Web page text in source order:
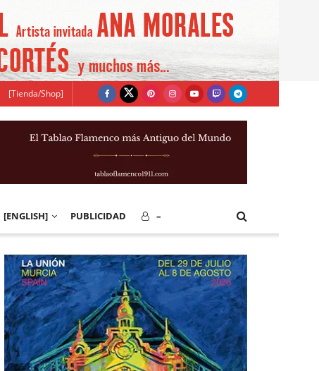
[Tienda/Shop]
[ENGLISH] PUBLICIDAD –